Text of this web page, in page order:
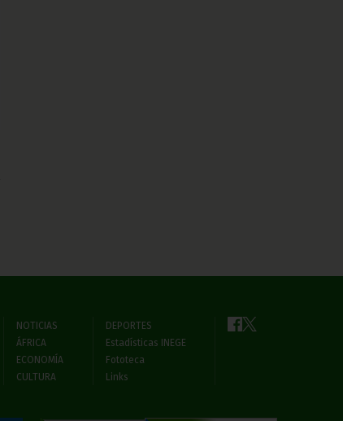
NOTICIAS
ÁFRICA
ECONOMÍA
CULTURA
DEPORTES
Estadísticas INEGE
Fototeca
Links